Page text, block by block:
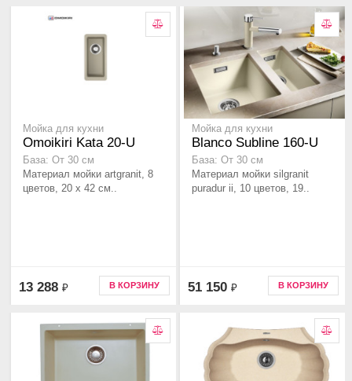
Мойка для кухни
Omoikiri Kata 20-U
База: От 30 см
Материал мойки artgranit, 8
цветов, 20 x 42 см..
13 288 ₽ В КОРЗИНУ
Мойка для кухни
Blanco Subline 160-U
База: От 30 см
Материал мойки silgranit
puradur ii, 10 цветов, 19..
51 150 ₽ В КОРЗИНУ